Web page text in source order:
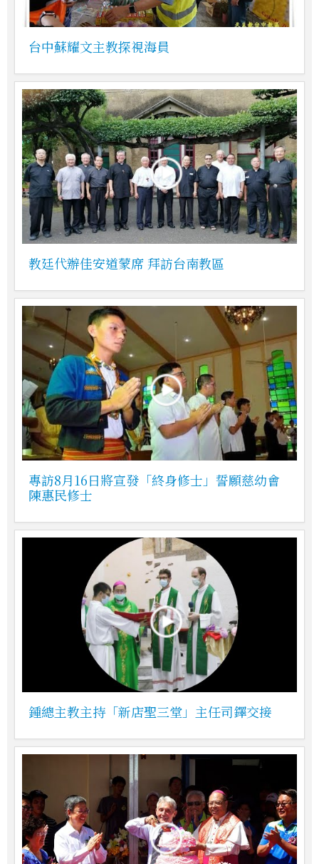
台中蘇耀文主教探視海員
教廷代辦佳安道蒙席 拜訪台南教區
專訪8月16日將宣發「終身修士」誓願慈幼會
陳惠民修士
鍾總主教主持「新店聖三堂」主任司鐸交接